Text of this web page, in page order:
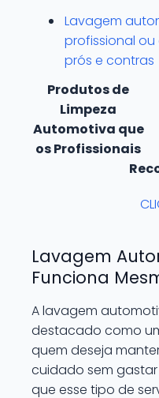
Lavagem
profissional ou
prós e contras
Produtos de
Limpeza
Automotiva que
os Profissionais
Lavagem
Funciona
A lavagem
destacado como
quem deseja
cuidado sem
que esse tipo de